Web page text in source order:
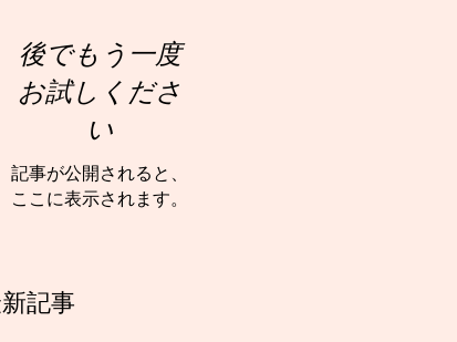
後でもう一度
お試しくださ
い
記事が公開されると、
ここに表示されます。
記事